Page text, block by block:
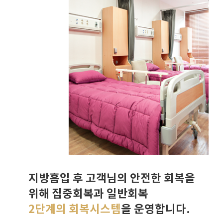
지방흡입 후 고객님의 안전한 회복을
위해 집중회복과 일반회복
2단계의 회복시스템을 운영합니다.